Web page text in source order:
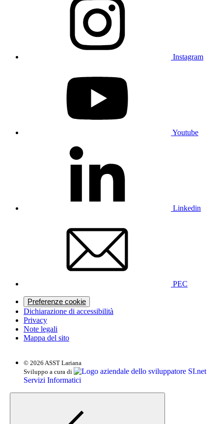
Instagram
Youtube
Linkedin
PEC
Preferenze cookie
Dichiarazione di accessibilità
Privacy
Note legali
Mappa del sito
© 2026 ASST Lariana
Sviluppo a cura di
SI.net
Servizi Informatici